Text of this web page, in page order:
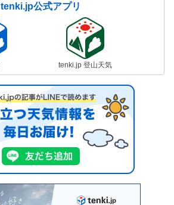
tenki.jp公式アプリ
tenki.jp 登山天気